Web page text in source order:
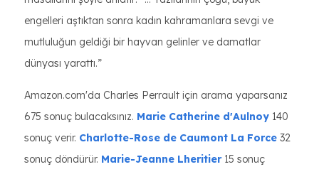
engelleri aştıktan sonra kadın kahramanlara sevgi ve
mutluluğun geldiği bir hayvan gelinler ve damatlar
dünyası yarattı.”
Amazon.com'da Charles Perrault için arama yaparsanız
675 sonuç bulacaksınız. Marie Catherine d'Aulnoy 140
sonuç verir. Charlotte-Rose de Caumont La Force 32
sonuç döndürür. Marie-Jeanne Lheritier15 sonuç